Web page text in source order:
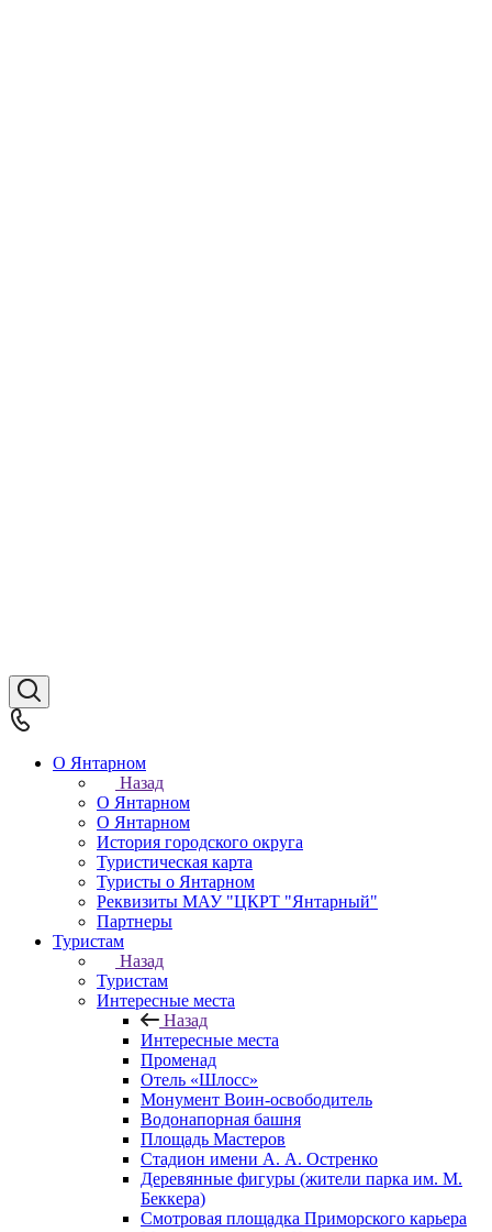
О Янтарном
Назад
О Янтарном
О Янтарном
История городского округа
Туристическая карта
Туристы о Янтарном
Реквизиты МАУ "ЦКРТ "Янтарный"
Партнеры
Туристам
Назад
Туристам
Интересные места
Назад
Интересные места
Променад
Отель «Шлосс»
Монумент Воин-освободитель
Водонапорная башня
Площадь Мастеров
Стадион имени А. А. Остренко
Деревянные фигуры (жители парка им. М.
Беккера)
Смотровая площадка Приморского карьера